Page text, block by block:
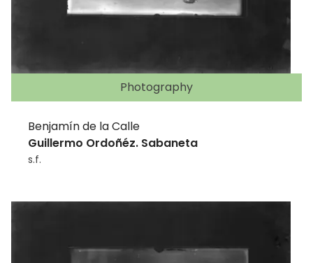
Photography
Benjamín de la Calle
Guillermo Ordoñéz. Sabaneta
s.f.